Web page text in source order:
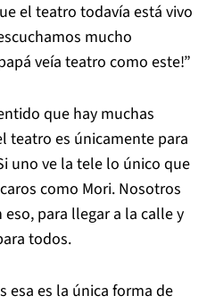
el teatro todavía está vivo
mucho
veía teatro como este!”
que hay muchas
teatro es únicamente para
uno ve la tele lo único que
como Mori. Nosotros
para llegar a la calle y
todos.
esa es la única forma de